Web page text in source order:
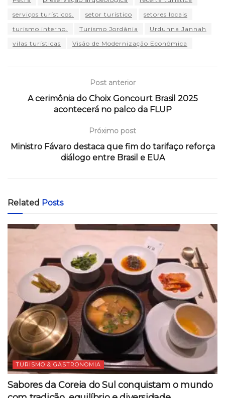
serviços turísticos.
setor turístico
setores locais
turismo interno.
Turismo Jordânia
Urdunna Jannah
vilas turísticas
Visão de Modernização Econômica
Post anterior
A cerimônia do Choix Goncourt Brasil 2025
acontecerá no palco da FLUP
Próximo post
Ministro Fávaro destaca que fim do tarifaço reforça
diálogo entre Brasil e EUA
Related Posts
TURISMO & GASTRONOMIA
Sabores da Coreia do Sul conquistam o mundo